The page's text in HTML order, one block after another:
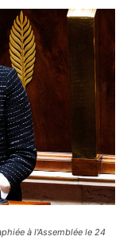
à l'Assemblée le 24